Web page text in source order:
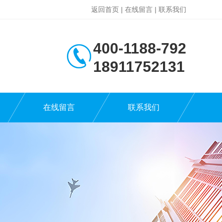
返回首页 | 在线留言 | 联系我们
400-1188-792
18911752131
在线留言 联系我们